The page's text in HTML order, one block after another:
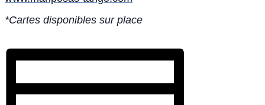
*Cartes disponibles sur place